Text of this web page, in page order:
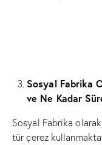
Sosyal Fabrika
ve Ne Kadar
Sosyal Fabrika
tür çerez